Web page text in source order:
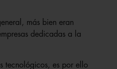
más bien eran
dedicadas a la
tecnológicos, es por ello